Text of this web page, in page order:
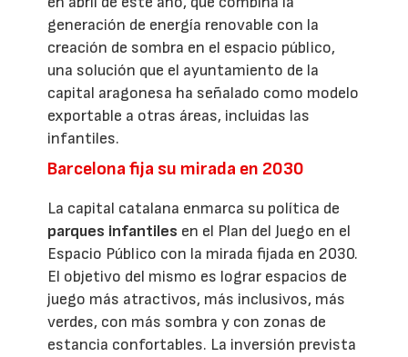
generación de energía renovable con la
creación de sombra en el espacio público,
una solución que el ayuntamiento de la
capital aragonesa ha señalado como modelo
exportable a otras áreas, incluidas las
infantiles.
Barcelona fija su mirada en 2030
La capital catalana enmarca su política de
parques infantiles en el Plan del Juego en el
Espacio Público con la mirada fijada en 2030.
El objetivo del mismo es lograr espacios de
juego más atractivos, más inclusivos, más
verdes, con más sombra y con zonas de
estancia confortables. La inversión prevista